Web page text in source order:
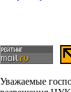
Уважаемые